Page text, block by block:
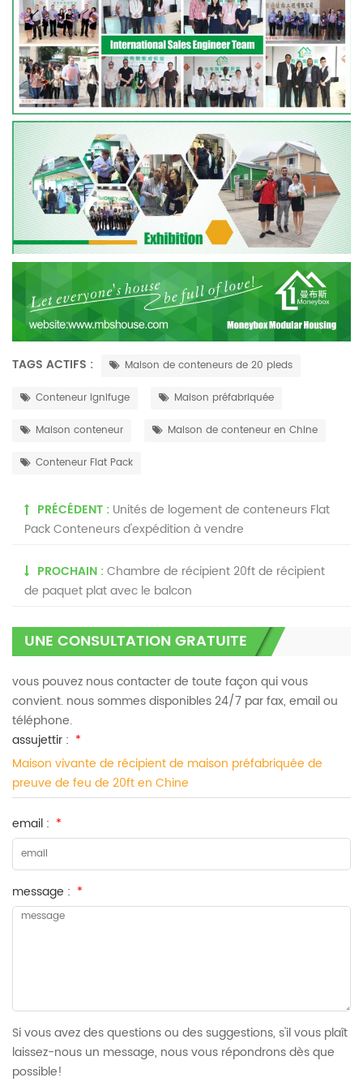
TAGS ACTIFS : Maison de conteneurs de 20 pieds
Conteneur ignifuge Maison préfabriquée
Maison conteneur Maison de conteneur en Chine
Conteneur Flat Pack
PRÉCÉDENT : Unités de logement de conteneurs Flat
Pack Conteneurs d'expédition à vendre
PROCHAIN :Chambre de récipient 20ft de récipient
de paquet plat avec le balcon
UNE CONSULTATION GRATUITE
vous pouvez nous contacter de toute façon qui vous
convient. nous sommes disponibles 24/7 par fax, email ou
téléphone.
assujettir : *
Maison vivante de récipient de maison préfabriquée de
preuve de feu de 20ft en Chine
email : *
message : *
Si vous avez des questions ou des suggestions, s'il vous plaît
laissez-nous un message, nous vous répondrons dès que
possible!